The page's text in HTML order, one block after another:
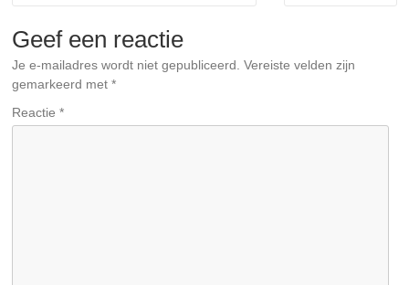
Geef een reactie
Je e-mailadres wordt niet gepubliceerd. Vereiste velden zijn
gemarkeerd met*
Reactie*